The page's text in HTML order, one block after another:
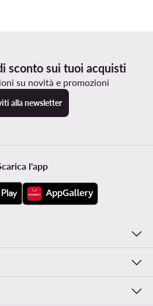
sconto sui tuoi acquisti
su novità e promozioni
alla newsletter
l'app